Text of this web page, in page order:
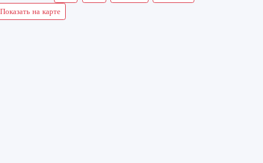
Показать на карте